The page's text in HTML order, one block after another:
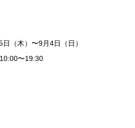
（木）〜9月4日（日）
10:00〜19:30